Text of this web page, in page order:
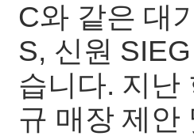
C와 같은 대
S, 신원
습니다. 지난
규 매장 제안